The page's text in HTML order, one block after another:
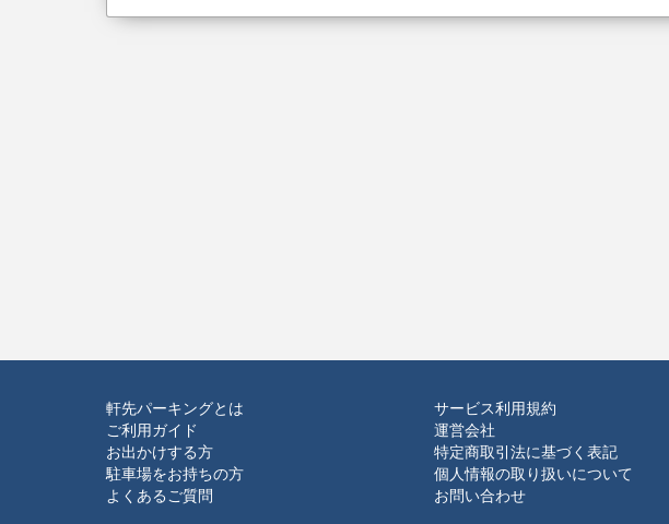
軒先パーキングとは
ご利用ガイド
お出かけする方
駐車場をお持ちの方
よくあるご質問
サービス利用規約
運営会社
特定商取引法に基づく表記
個人情報の取り扱いについて
お問い合わせ